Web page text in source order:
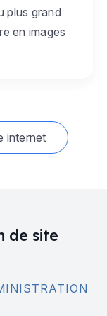
plus grand
en images
internet
de site